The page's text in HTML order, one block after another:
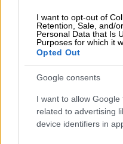
I want to opt-out of
Retention, Sale, and/
Personal Data that Is
Purposes for which it
Opted Out
Google consents
I want to allow
related to advertising
device identifiers in
Ελλάδα|18.01.2022
Επεισόδια στον
επέκταση του
αναφέρει ο
στο ethnos.gr